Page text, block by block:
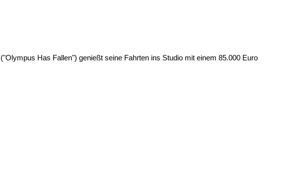
("Olympus Has Fallen") genießt seine Fahrten ins Studio mit einem 85.000 Euro